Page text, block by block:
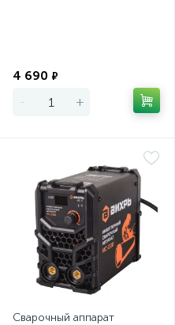
4 690 ₽
- +
Сварочный аппарат